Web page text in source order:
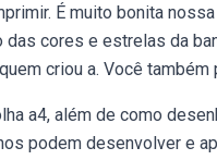
É muito bonita
das cores e estrelas da
criou a. Você também
a4, além de como
podem desenvolver e